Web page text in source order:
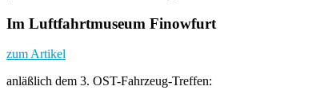
Im Luftfahrtmuseum Finowfurt
zum Artikel
anläßlich dem 3. OST-Fahrzeug-Treffen: